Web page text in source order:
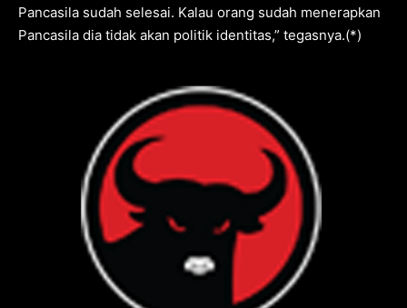
Pancasila sudah selesai. Kalau orang sudah menerapkan
Pancasila dia tidak akan politik identitas,” tegasnya.(*)